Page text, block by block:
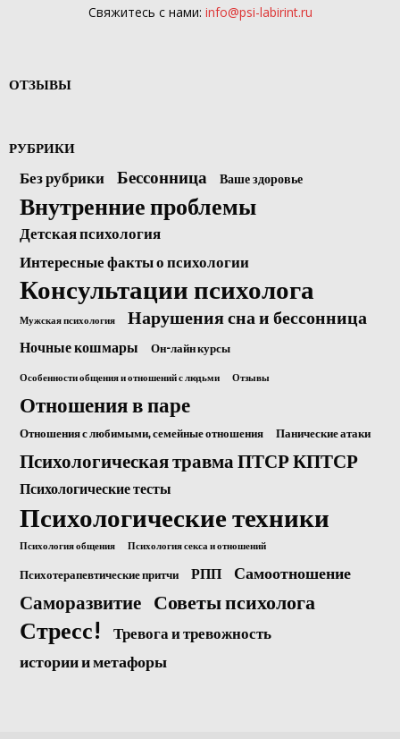
Свяжитесь с нами: info@psi-labirint.ru
ОТЗЫВЫ
РУБРИКИ
Без рубрики Бессонница Ваше здоровье
Внутренние проблемы
Детская психология
Интересные факты о психологии
Консультации психолога
Мужская психология Нарушения сна и бессонница
Ночные кошмары Он-лайн курсы
Особенности общения и отношений с людьми Отзывы
Отношения в паре
Отношения с любимыми, семейные отношения Панические атаки
Психологическая травма ПТСР КПТСР
Психологические тесты
Психологические техники
Психология общения Психология секса и отношений
Психотерапевтические притчи РПП Самоотношение
Саморазвитие Советы психолога
Стресс! Тревога и тревожность
истории и метафоры